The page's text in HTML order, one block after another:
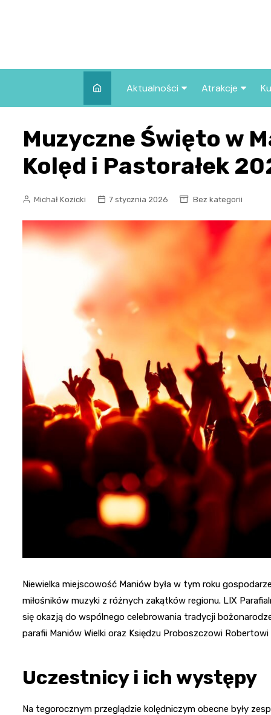
Aktualności
Wszystkie wpisy
Atrakcje
we Wrocławiu
Co warto
Wrocławiu?
Muzyczne Święto w
Kolęd i Pastorałek
Michał Kozicki 7 stycznia 2026 Bez kategorii
Niewielka miejscowość Maniów była w tym roku
miłośników muzyki z różnych zakątków regionu. LIX
się okazją do wspólnego celebrowania tradycji
parafii Maniów Wielki oraz Księdzu Proboszczowi
Uczestnicy i ich występy
Na tegorocznym przeglądzie kolędniczym obecne były